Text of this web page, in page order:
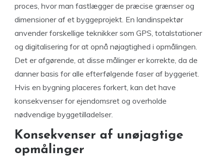
proces, hvor man fastlægger de præcise grænser og
dimensioner af et byggeprojekt. En landinspektør
anvender forskellige teknikker som GPS, totalstationer
og digitalisering for at opnå nøjagtighed i opmålingen.
Det er afgørende, at disse målinger er korrekte, da de
danner basis for alle efterfølgende faser af byggeriet.
Hvis en bygning placeres forkert, kan det have
konsekvenser for ejendomsret og overholde
nødvendige byggetilladelser.
Konsekvenser af unøjagtige
opmålinger